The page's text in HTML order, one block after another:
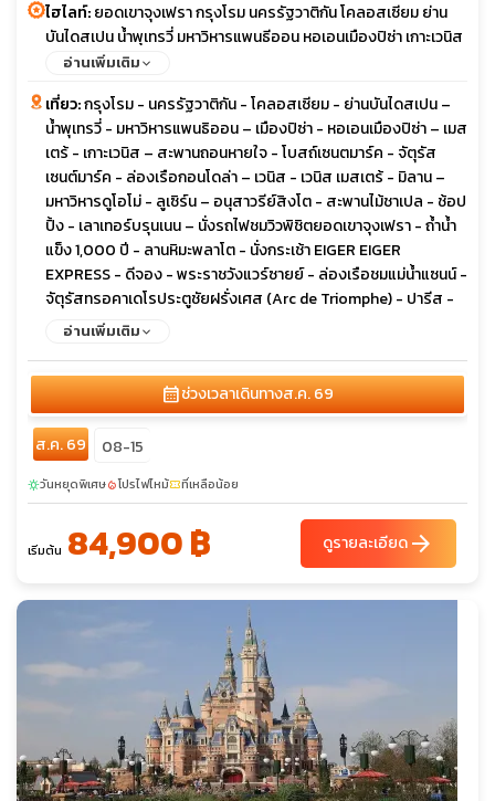
ไฮไลท์:ยอดเขาจุงเฟรา กรุงโรม นครรัฐวาติกัน โคลอสเซียม ย่าน
บันไดสเปน น้ำพุเทรวี่ มหาวิหารแพนธีออน หอเอนเมืองปิซ่า เกาะเวนิส
เมืองมิลาน หมู่บ้านเลาเทอร์บรุนเนน ถ้ำน้ำแข็ง 1000 ปี กระเช้า Eiger
อ่านเพิ่มเติม
เที่ยว:กรุงโรม - นครรัฐวาติกัน - โคลอสเซียม - ย่านบันไดสเปน –
น้ำพุเทรวี่ - มหาวิหารแพนธิออน – เมืองปิซ่า - หอเอนเมืองปิซ่า – เมส
เตร้ - เกาะเวนิส – สะพานถอนหายใจ - โบสถ์เซนตมาร์ค - จัตุรัส
เซนต์มาร์ค - ล่องเรือกอนโดล่า – เวนิส - เวนิส เมสเตร้ - มิลาน –
มหาวิหารดูโอโม่ - ลูเซิร์น – อนุสาวรีย์สิงโต - สะพานไม้ชาเปล - ช้อป
ปิ้ง - เลาเทอร์บรุนเนน – นั่งรถไฟชมวิวพิชิตยอดเขาจุงเฟรา - ถ้ำน้ำ
แข็ง 1,000 ปี - ลานหิมะพลาโต - นั่งกระเช้า EIGER EIGER
EXPRESS - ดีจอง - พระราชวังแวร์ซายย์ - ล่องเรือชมแม่น้ำแซนน์ -
จัตุรัสทรอคาเดโรประตูชัยฝรั่งเศส (Arc de Triomphe) - ปารีส -
Duty Free - ห้างแกลลารี-ลาฟาแยตต์
อ่านเพิ่มเติม
calendar_monthช่วงเวลาเดินทางส.ค. 69
ส.ค. 69 08-15
sunnyวันหยุดพิเศษlocal_fire_departmentโปรไฟไหม้confirmation_numberที่เหลือน้อย
เริ่มต้น 84,900 ฿ ดูรายละเอียดarrow_forward